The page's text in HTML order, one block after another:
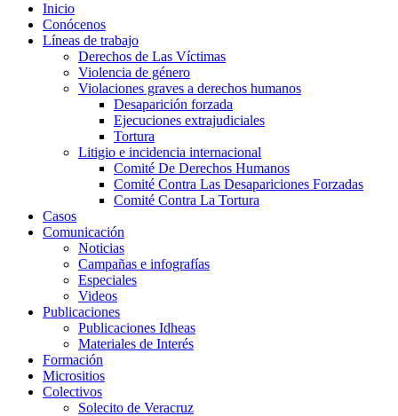
Inicio
Conócenos
Líneas de trabajo
Derechos de Las Víctimas
Violencia de género
Violaciones graves a derechos humanos
Desaparición forzada​
Ejecuciones extrajudiciales
Tortura
Litigio e incidencia internacional
Comité De Derechos Humanos​
Comité Contra Las Desapariciones Forzadas
Comité Contra La Tortura​
Casos
Comunicación
Noticias
Campañas e infografías
Especiales
Videos
Publicaciones
Publicaciones Idheas
Materiales de Interés
Formación
Micrositios
Colectivos
Solecito de Veracruz